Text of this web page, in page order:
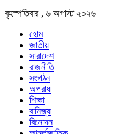
বৃহস্পতিবার , ৬ অগাস্ট ২০২৬
হোম
জাতীয়
সারাদেশ
রাজনীতি
সংগঠন
অপরাধ
শিক্ষা
বানিজ্য
বিনোদন